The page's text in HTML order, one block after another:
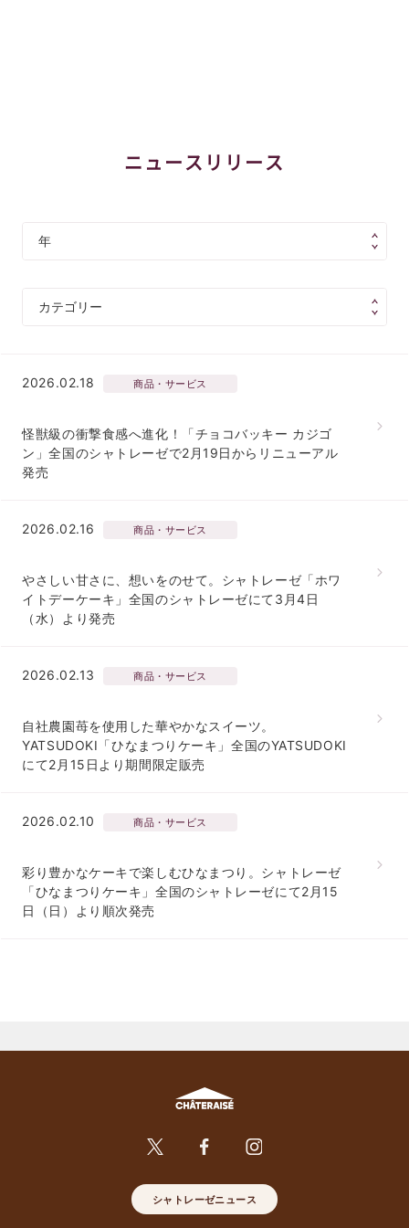
ニュースリリース
2026.02.18 商品・サービス
怪獣級の衝撃食感へ進化！「チョコバッキー カジゴ
ン」全国のシャトレーゼで2月19日からリニューアル
発売
2026.02.16 商品・サービス
やさしい甘さに、想いをのせて。シャトレーゼ「ホワ
イトデーケーキ」全国のシャトレーゼにて3月4日
（水）より発売
2026.02.13 商品・サービス
自社農園苺を使用した華やかなスイーツ。
YATSUDOKI「ひなまつりケーキ」全国のYATSUDOKI
にて2月15日より期間限定販売
2026.02.10 商品・サービス
彩り豊かなケーキで楽しむひなまつり。シャトレーゼ
「ひなまつりケーキ」全国のシャトレーゼにて2月15
日（日）より順次発売
シャトレーゼニュース